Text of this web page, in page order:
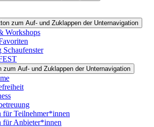
zum Auf- und Zuklappen der Unternavigation
Workshops
Schaufenster
zum Auf- und Zuklappen der Unternavigation
für Teilnehmer*innen
für Anbieter*innen